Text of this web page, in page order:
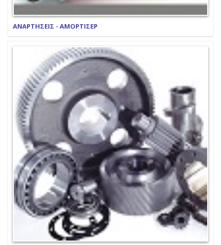
ΑΝΑΡΤΗΣΕΙΣ - ΑΜΟΡΤΙΣΕΡ